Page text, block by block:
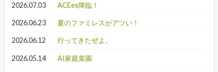
2026.07.03 ACEes降臨！
2026.06.23 夏のファミレスがアツい！
2026.06.12 行ってきたぜよ。
2026.05.14 AI家庭菜園